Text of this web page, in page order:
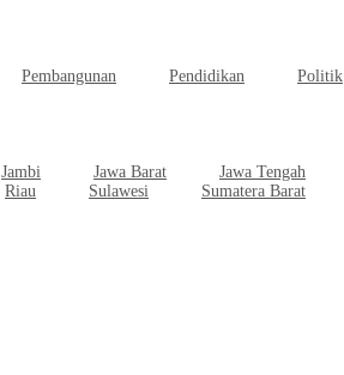
Pembangunan Pendidikan Politik
Jambi Jawa Barat Jawa Tengah
Riau Sulawesi Sumatera Barat